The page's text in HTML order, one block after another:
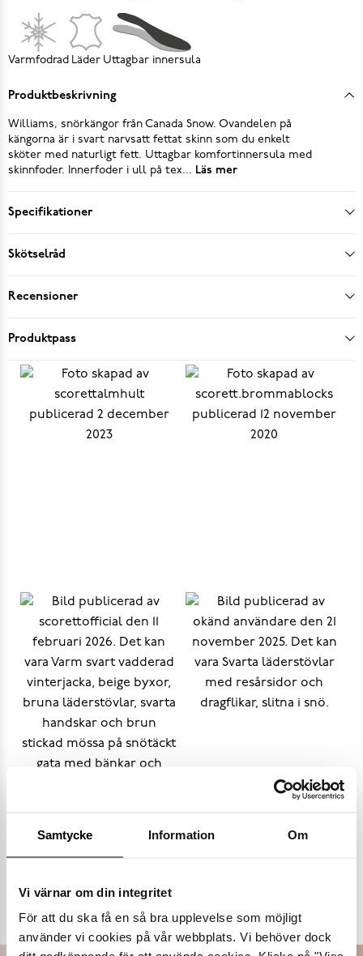
Samtycke Information Om
Vi värnar om din integritet
För att du ska få en så bra upplevelse som möjligt
använder vi cookies på vår webbplats. Vi behöver dock
Varmfodrad Läder Uttagbar innersula
Produktbeskrivning
Williams, snörkängor från Canada Snow. Ovandelen på
kängorna är i svart narvsatt fettat skinn som du enkelt
sköter med naturligt fett. Uttagbar komfortinnersula med
skinnfoder. Innerfoder i ull på tex... Läs mer
Specifikationer
Skötselråd
Recensioner
Produktpass
Dasia K.Cobler